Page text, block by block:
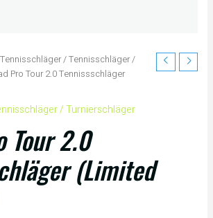
Tennisschläger/Tennisschläger /
Pro Tour 2.0 Tennissschläger
/ Turnierschläger
Tour 2.0
(Limited